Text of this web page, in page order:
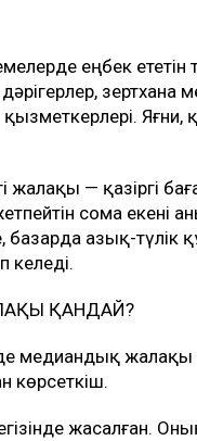
еңбек ететін
зертхана
Яғни,
— қазіргі
сома екені
базарда азық-түлік
келеді.
ҚАНДАЙ?
медиандық жалақы
көрсеткіш.
жасалған. Оның